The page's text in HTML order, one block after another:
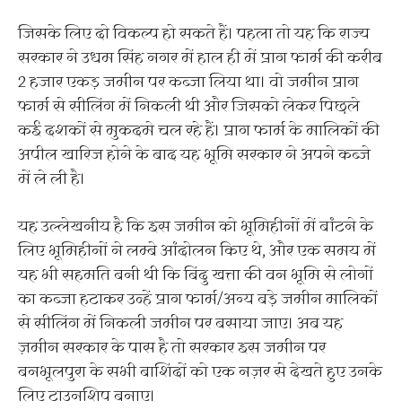
जिसके लिए दो विकल्प हो सकते हैं। पहला तो यह कि राज्य
सरकार ने उधम सिंह नगर में हाल ही में प्राग फार्म की करीब
2 हजार एकड़ जमीन पर कब्जा लिया था। वो जमीन प्राग
फार्म से सीलिंग में निकली थी और जिसको लेकर पिछले
कई दशकों से मुकदमे चल रहे हैं। प्राग फार्म के मालिकों की
अपील खारिज होने के बाद यह भूमि सरकार ने अपने कब्जे
में ले ली है।
यह उल्लेखनीय है कि इस जमीन को भूमिहीनों में बांटने के
लिए भूमिहीनों ने लम्बे आंदोलन किए थे, और एक समय में
यह भी सहमति बनी थी कि बिंदु खत्ता की वन भूमि से लोगों
का कब्जा हटाकर उन्हें प्राग फार्म/अन्य बड़े जमीन मालिकों
से सीलिंग में निकली जमीन पर बसाया जाए। अब यह
ज़मीन सरकार के पास है तो सरकार इस जमीन पर
बनभूलपुरा के सभी बाशिंदों को एक नज़र से देखते हुए उनके
लिए टाउनशिप बनाए।